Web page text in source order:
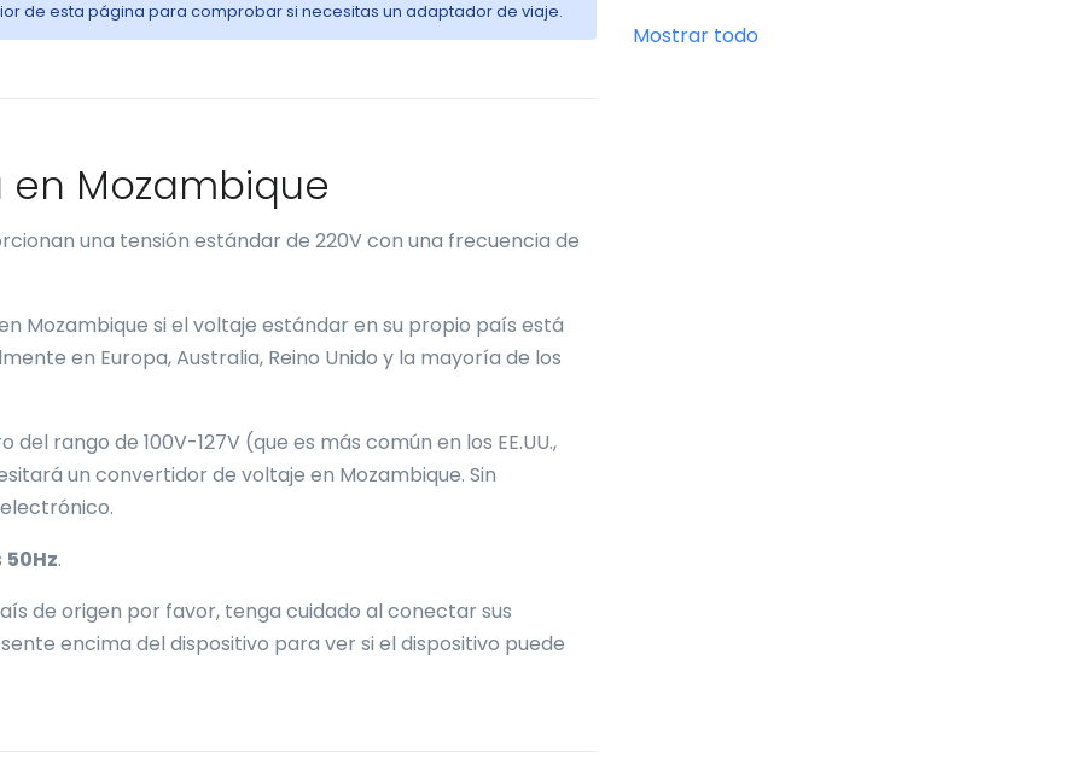
de esta página para comprobar si necesitas un adaptador de viaje.
Mozambique
una tensión estándar de 220V con una frecuencia de
Mozambique si el voltaje estándar en su propio país está
en Europa, Australia, Reino Unido y la mayoría de los
rango de 100V-127V (que es más común en los EE.UU.,
un convertidor de voltaje en Mozambique. Sin
50Hz.
de origen por favor, tenga cuidado al conectar sus
encima del dispositivo para ver si el dispositivo puede
Mostrar todo